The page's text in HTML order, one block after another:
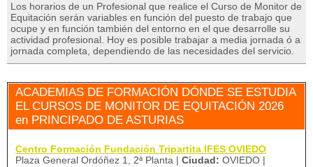
Los horarios de un Profesional que realice el Curso de Monitor de
Equitación serán variables en función del puesto de trabajo que
ocupe y en función también del entorno en el que desarrolle su
actividad profesional. Hoy es posible trabajar a media jornada ó a
jornada completa, dependiendo de las necesidades del servicio.
ACADEMIAS DE FORMACIÓN DÓNDE SE ESTUDIA
EL CURSOS DE MONITOR DE EQUITACIÓN 2026
en PRINCIPADO DE ASTURIAS
Centro Formación Fundación Tripartita IFES OVIEDO
Plaza General Ordóñez 1, 2ª Planta | Ciudad: OVIEDO |